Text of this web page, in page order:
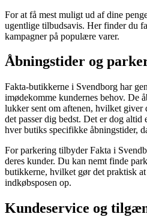
For at få mest muligt ud af dine
ugentlige tilbudsavis. Her finder du
kampagner på populære varer.
Åbningstider og
Fakta-butikkerne i Svendborg har
imødekomme kundernes behov. De
lukker sent om aftenen, hvilket giver
det passer dig bedst. Det er dog
hver butiks specifikke åbningstider,
For parkering tilbyder Fakta i
deres kunder. Du kan nemt finde
butikkerne, hvilket gør det praktisk
indkøbsposen op.
Kundeservice og